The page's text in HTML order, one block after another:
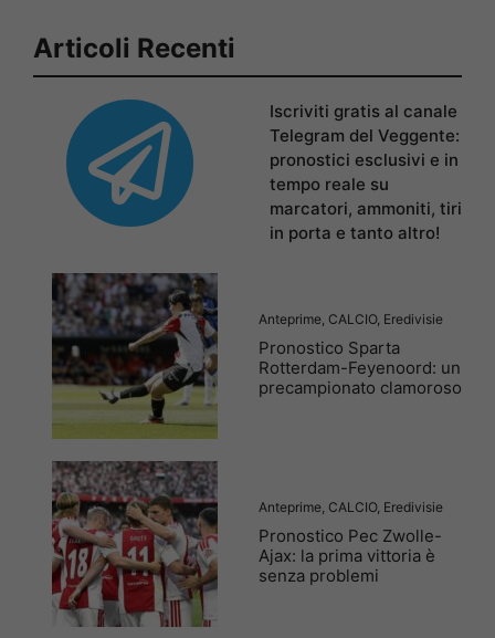
Articoli Recenti
Iscriviti gratis al canale
Telegram del Veggente:
pronostici esclusivi e in
tempo reale su
marcatori, ammoniti, tiri
in porta e tanto altro!
Anteprime CALCIO, Eredivisie
Pronostico Sparta
Rotterdam-Feyenoord: un
precampionato clamoroso
Anteprime CALCIO, Eredivisie
Pronostico Pec Zwolle-
Ajax: la prima vittoria è
senza problemi